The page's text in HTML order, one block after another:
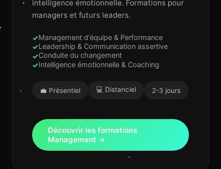
intelligence émotionnelle. Formations pour
managers et futurs leaders.
Management d'équipe & Performance
Leadership & Communication assertive
Conduite du changement
Intelligence émotionnelle & Coaching
💼 Présentiel 💻 Distanciel 2-3 jours
Découvrir les formations
Management →